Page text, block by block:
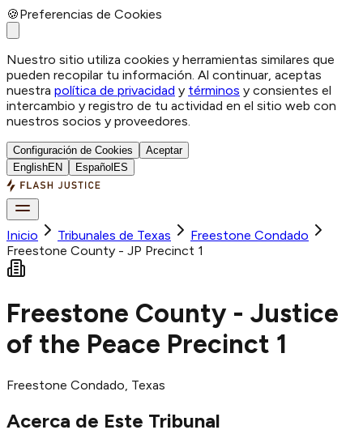
🍪Preferencias de Cookies
Nuestro sitio utiliza cookies y herramientas similares que
pueden recopilar tu información. Al continuar, aceptas
nuestra política de privacidad y términos y consientes el
intercambio y registro de tu actividad en el sitio web con
nuestros socios y proveedores.
Configuración de Cookies
Aceptar
EnglishEN Español ES
Inicio Tribunales de Texas Freestone Condado
Freestone County - JP Precinct 1
Freestone County - Justice
of the Peace Precinct 1
Freestone Condado, Texas
Acerca de Este Tribunal